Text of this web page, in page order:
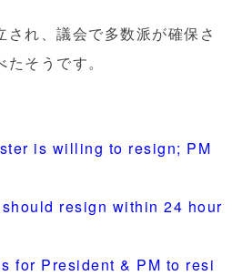
れ、議会で多数派が確保さ
そうです。
is willing to resign; PM
resign within 24 hour
for President & PM to resi